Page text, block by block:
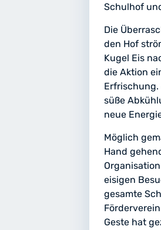
Schulhof
Die
den Hof
Kugel Eis
die Aktion
Erfrischung.
süße
neue
Möglich
Hand
eisigen
gesamte
Geste hat